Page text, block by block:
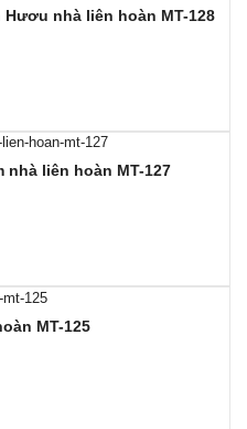
nhà liên hoàn MT-128
liên hoàn MT-127
MT-125